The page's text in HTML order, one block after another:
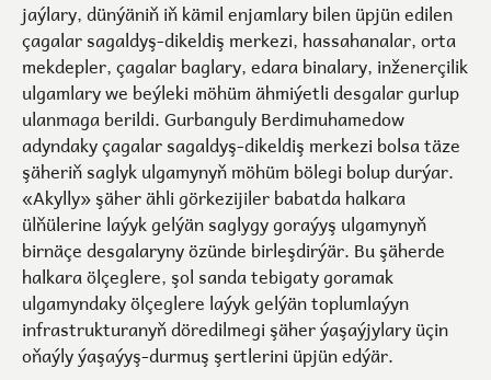
jaýlary, dünýäniň iň kämil enjamlary bilen üpjün edilen
çagalar sagaldyş-dikeldiş merkezi, hassahanalar, orta
mekdepler, çagalar baglary, edara binalary, inženerçilik
ulgamlary we beýleki möhüm ähmiýetli desgalar gurlup
ulanmaga berildi. Gurbanguly Berdimuhamedow
adyndaky çagalar sagaldyş-dikeldiş merkezi bolsa täze
şäheriň saglyk ulgamynyň möhüm bölegi bolup durýar.
«Akylly» şäher ähli görkezijiler babatda halkara
ülňülerine laýyk gelýän saglygy goraýyş ulgamynyň
birnäçe desgalaryny özünde birleşdirýär. Bu şäherde
halkara ölçeglere, şol sanda tebigaty goramak
ulgamyndaky ölçeglere laýyk gelýän toplumlaýyn
infrastrukturanyň döredilmegi şäher ýaşaýjylary üçin
oňaýly ýaşaýyş-durmuş şertlerini üpjün edýär.